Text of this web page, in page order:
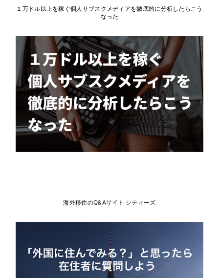
１万ドル以上を稼ぐ個人サブスクメディアを徹底的に分析したらこう
なった
海外移住のQ&Aサイト シティーズ